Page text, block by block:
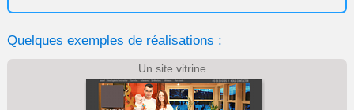
Quelques exemples de réalisations :
Un site vitrine...